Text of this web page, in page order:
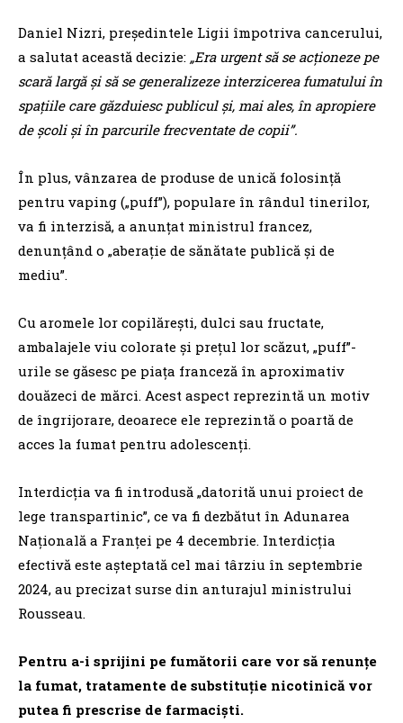
Daniel Nizri, preşedintele Ligii împotriva cancerului,
a salutat această decizie: „Era urgent să se acţioneze pe
scară largă şi să se generalizeze interzicerea fumatului în
spaţiile care găzduiesc publicul şi, mai ales, în apropiere
de şcoli şi în parcurile frecventate de copii”.
În plus, vânzarea de produse de unică folosinţă
pentru vaping („puff”), populare în rândul tinerilor,
va fi interzisă, a anunţat ministrul francez,
denunţând o „aberaţie de sănătate publică şi de
mediu”.
Cu aromele lor copilăreşti, dulci sau fructate,
ambalajele viu colorate şi preţul lor scăzut, „puff”-
urile se găsesc pe piaţa franceză în aproximativ
douăzeci de mărci. Acest aspect reprezintă un motiv
de îngrijorare, deoarece ele reprezintă o poartă de
acces la fumat pentru adolescenţi.
Interdicţia va fi introdusă „datorită unui proiect de
lege transpartinic”, ce va fi dezbătut în Adunarea
Naţională a Franţei pe 4 decembrie. Interdicţia
efectivă este aşteptată cel mai târziu în septembrie
2024, au precizat surse din anturajul ministrului
Rousseau.
Pentru a-i sprijini pe fumătorii care vor să renunţe
la fumat, tratamente de substituţie nicotinică vor
putea fi prescrise de farmacişti.